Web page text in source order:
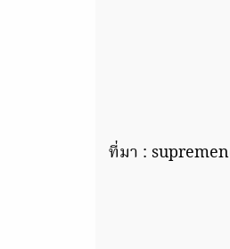
ที่มา :